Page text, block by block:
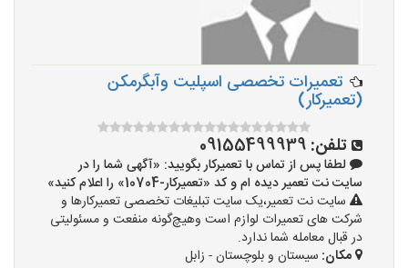
تعمیرات تخصصی اسپلیت وآبگرمکن
(تعمیرکار)
تلفن: 09155499939
لطفا پس از تماس با تعمیرکار بگویید: «آگهی شما را در
سایت نت تعمیر دیده ام و کد «تعمیرکار-10704» را اعلام کنید»
سایت نت تعمیر،یک سایت تبلیغات تخصصی تعمیرکارها و
شرکت های تعمیرات لوازم است وهیچ‌گونه منفعت و مسئولیتی
در قبال معامله شما ندارد.
مکان: سیستان و بلوچستان - زابل